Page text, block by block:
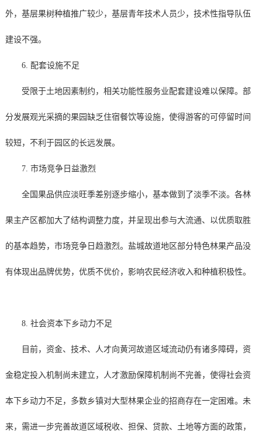
外，基层果树种植推广较少，基层青年技术人员少，技术性指导队伍
建设不强。
6. 配套设施不足
受限于土地因素制约，相关功能性服务业配套建设难以保障。部
分发展观光采摘的果园缺乏住宿餐饮等设施，使得游客的可停留时间
较短，不利于园区的长远发展。
7. 市场竞争日益激烈
全国果品供应淡旺季差别逐步缩小，基本做到了淡季不淡。各林
果主产区都加大了结构调整力度，并呈现出参与大流通、以优质取胜
的基本趋势，市场竞争日趋激烈。盐城故道地区部分特色林果产品没
有体现出品牌优势，优质不优价，影响农民经济收入和种植积极性。
8. 社会资本下乡动力不足
目前，资金、技术、人才向黄河故道区域流动仍有诸多障碍，资
金稳定投入机制尚未建立，人才激励保障机制尚不完善，使得社会资
本下乡动力不足，多数乡镇对大型林果企业的招商存在一定困难。未
来，需进一步完善故道区域税收、担保、贷款、土地等方面的政策，